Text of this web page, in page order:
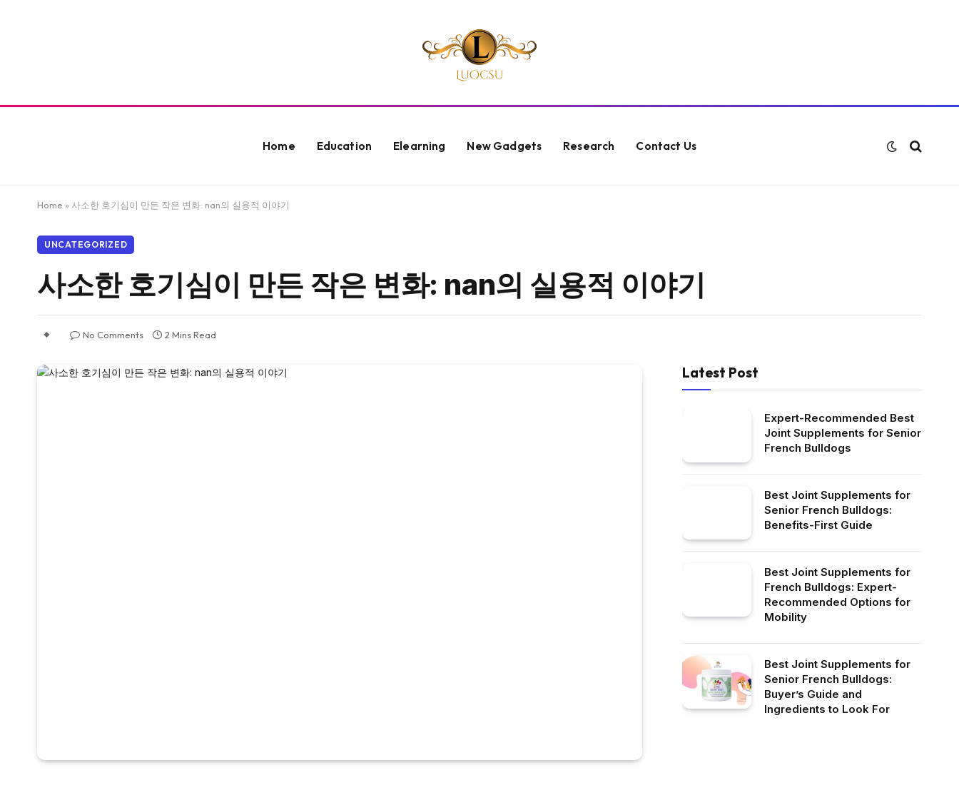
Home Education Elearning New Gadgets Research Contact Us
Home » 사소한 호기심이 만든 작은 변화: nan의 실용적 이야기
UNCATEGORIZED
사소한 호기심이 만든 작은 변화: nan의 실용적 이야기
No Comments 2 Mins Read
Latest Post
Expert-Recommended Best
Joint Supplements for Senior
French Bulldogs
Best Joint Supplements for
Senior French Bulldogs:
Benefits-First Guide
Best Joint Supplements for
French Bulldogs: Expert-
Recommended Options for
Mobility
Best Joint Supplements for
Senior French Bulldogs:
Buyer’s Guide and
Ingredients to Look For